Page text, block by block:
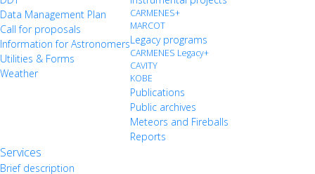
Data Management Plan
Call for proposals
Information for Astronomers
Utilities & Forms
Weather
CARMENES+
MARCOT
Legacy programs
CARMENES Legacy+
CAVITY
KOBE
Publications
Public archives
Meteors and Fireballs
Reports
Services
Brief description